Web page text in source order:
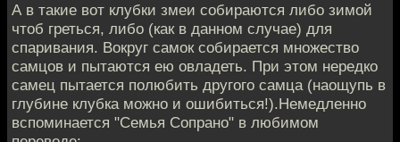
А в такие вот клубки змеи собираются либо зимой
чтоб греться, либо (как в данном случае) для
спаривания. Вокруг самок собирается множество
самцов и пытаются ею овладеть. При этом нередко
самец пытается полюбить другого самца (наощупь в
глубине клубка можно и ошибиться!).Немедленно
вспоминается "Семья Сопрано" в любимом